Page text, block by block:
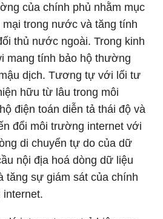
của chính phủ nhằm mục
trong nước và tăng tính
thủ nước ngoài. Trong kinh
mang tính bảo hộ thường
dịch. Tương tự với lối tư
hữu từ lâu trong môi
điện toán diễn tả thái độ và
đổi môi trường internet với
di chuyển tự do của dữ
nội địa hoá dòng dữ liệu
tăng sự giám sát của chính